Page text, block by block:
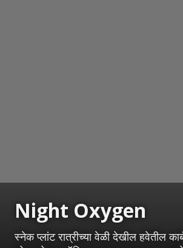
Night Oxygen
स्नेक प्लांट रात्रीच्या वेळी देखील हवेतील